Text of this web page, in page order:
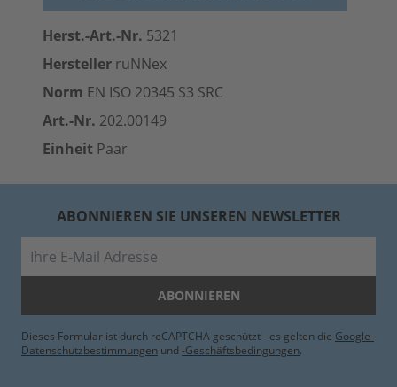
Herst.-Art.-Nr. 5321
Hersteller ruNNex
Norm EN ISO 20345 S3 SRC
Art.-Nr. 202.00149
Einheit Paar
ABONNIEREN SIE UNSEREN NEWSLETTER
ABONNIEREN
Dieses Formular ist durch reCAPTCHA geschützt - es gelten die Google-
Datenschutzbestimmungen und -Geschäftsbedingungen.